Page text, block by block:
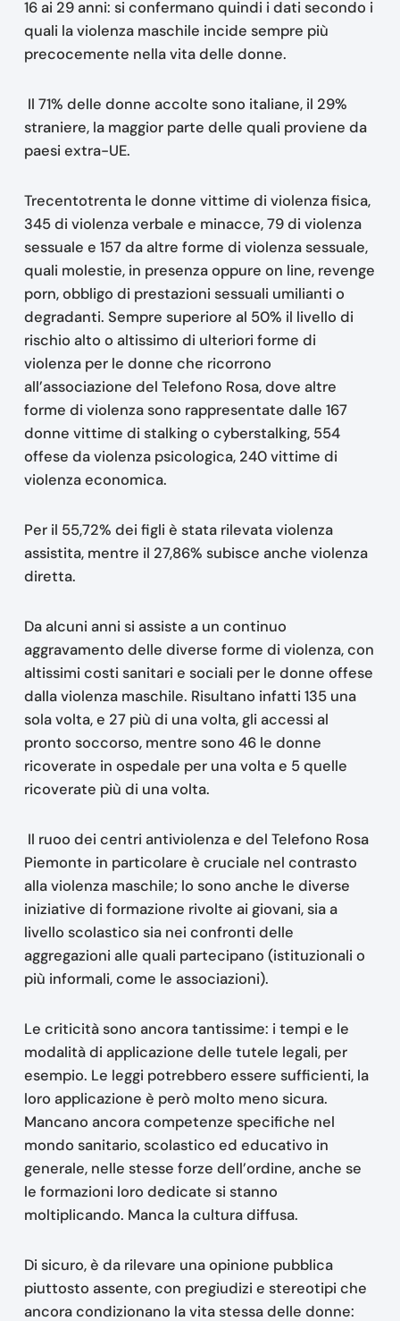
16 ai 29 anni: si confermano quindi i dati secondo i
quali la violenza maschile incide sempre più
precocemente nella vita delle donne.
Il 71% delle donne accolte sono italiane, il 29%
straniere, la maggior parte delle quali proviene da
paesi extra-UE.
Trecentotrenta le donne vittime di violenza fisica,
345 di violenza verbale e minacce, 79 di violenza
sessuale e 157 da altre forme di violenza sessuale,
quali molestie, in presenza oppure on line, revenge
porn, obbligo di prestazioni sessuali umilianti o
degradanti. Sempre superiore al 50% il livello di
rischio alto o altissimo di ulteriori forme di
violenza per le donne che ricorrono
all’associazione del Telefono Rosa, dove altre
forme di violenza sono rappresentate dalle 167
donne vittime di stalking o cyberstalking, 554
offese da violenza psicologica, 240 vittime di
violenza economica.
Per il 55,72% dei figli è stata rilevata violenza
assistita, mentre il 27,86% subisce anche violenza
diretta.
Da alcuni anni si assiste a un continuo
aggravamento delle diverse forme di violenza, con
altissimi costi sanitari e sociali per le donne offese
dalla violenza maschile. Risultano infatti 135 una
sola volta, e 27 più di una volta, gli accessi al
pronto soccorso, mentre sono 46 le donne
ricoverate in ospedale per una volta e 5 quelle
ricoverate più di una volta.
Il ruoo dei centri antiviolenza e del Telefono Rosa
Piemonte in particolare è cruciale nel contrasto
alla violenza maschile; lo sono anche le diverse
iniziative di formazione rivolte ai giovani, sia a
livello scolastico sia nei confronti delle
aggregazioni alle quali partecipano (istituzionali o
più informali, come le associazioni).
Le criticità sono ancora tantissime: i tempi e le
modalità di applicazione delle tutele legali, per
esempio. Le leggi potrebbero essere sufficienti, la
loro applicazione è però molto meno sicura.
Mancano ancora competenze specifiche nel
mondo sanitario, scolastico ed educativo in
generale, nelle stesse forze dell’ordine, anche se
le formazioni loro dedicate si stanno
moltiplicando. Manca la cultura diffusa.
Di sicuro, è da rilevare una opinione pubblica
piuttosto assente, con pregiudizi e stereotipi che
ancora condizionano la vita stessa delle donne: